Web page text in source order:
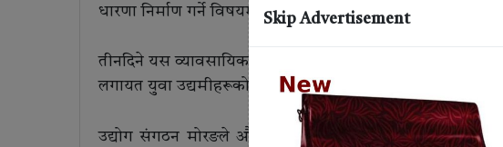
धारणा निर्माण गर्ने विषयमा सहमति र समझदारी भएको जनाइएको
तीनदिने यस व्यावसायिक भ्रमणमा संगठनका निवर्तमान अध्यक्ष
लगायत युवा उद्यमीहरूको सक्रिय सहभागिता रहेको थियो ।
उद्योग संगठन मोरङले औद्योगिक विकास र क्षेत्रीय व्यावसायिक
Skip Advertisement